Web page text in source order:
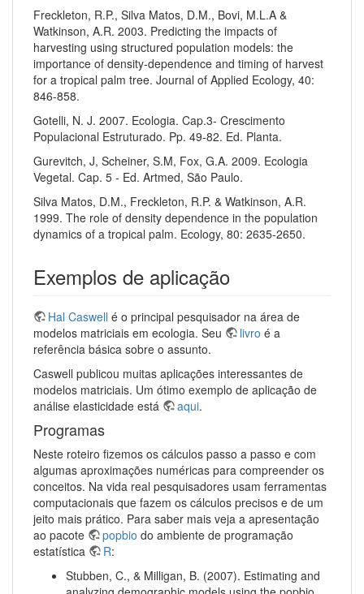
Freckleton, R.P., Silva Matos, D.M., Bovi, M.L.A &
Watkinson, A.R. 2003. Predicting the impacts of
harvesting using structured population models: the
importance of density-dependence and timing of harvest
for a tropical palm tree. Journal of Applied Ecology, 40:
846-858.
Gotelli, N. J. 2007. Ecologia. Cap.3- Crescimento
Populacional Estruturado. Pp. 49-82. Ed. Planta.
Gurevitch, J, Scheiner, S.M, Fox, G.A. 2009. Ecologia
Vegetal. Cap. 5 - Ed. Artmed, São Paulo.
Silva Matos, D.M., Freckleton, R.P. & Watkinson, A.R.
1999. The role of density dependence in the population
dynamics of a tropical palm. Ecology, 80: 2635-2650.
Exemplos de aplicação
Hal Caswell é o principal pesquisador na área de
modelos matriciais em ecologia. Seu
livro é a
referência básica sobre o assunto.
Caswell publicou muitas aplicações interessantes de
modelos matriciais. Um ótimo exemplo de aplicação de
análise elasticidade está
aqui.
Programas
Neste roteiro fizemos os cálculos passo a passo e com
algumas aproximações numéricas para compreender os
conceitos. Na vida real pesquisadores usam ferramentas
computacionais que fazem os cálculos precisos e de um
jeito mais prático. Para saber mais veja a apresentação
ao pacote
popbio do ambiente de programação
estatística
R:
Stubben, C., & Milligan, B. (2007). Estimating and